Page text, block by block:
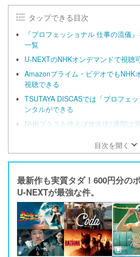
タップできる目次
『プロフェッショナル 仕事の流儀
一覧
U-NEXTのNHKオンデマンドで視聴
Amazonプライム・ビデオでもNHK
視聴できる
TSUTAYA DISCASでは「プロフェ
ンタルができる
NHKプラスを使えば放送後1週間は
目次を開く
最新作も実質タダ！600円分の
U-NEXTが最強な件。